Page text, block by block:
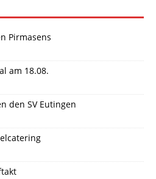
Pirmasens
am 18.08.
den SV Eutingen